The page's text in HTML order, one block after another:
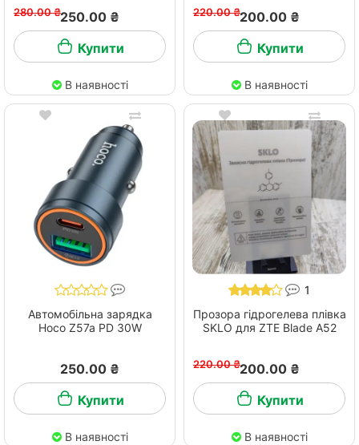
280.00 ₴250.00 ₴
Купити
В наявності
220.00 ₴200.00 ₴
Купити
В наявності
Автомобільна зарядка
Hoco Z57a PD 30W
250.00 ₴
Купити
В наявності
1
Прозора гідрогелева плівка
SKLO для ZTE Blade A52
220.00 ₴200.00 ₴
Купити
В наявності